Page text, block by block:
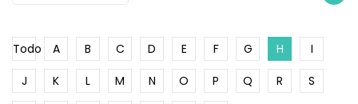
Todo A B C D E F G H
I
J
K L M N O P Q R
S